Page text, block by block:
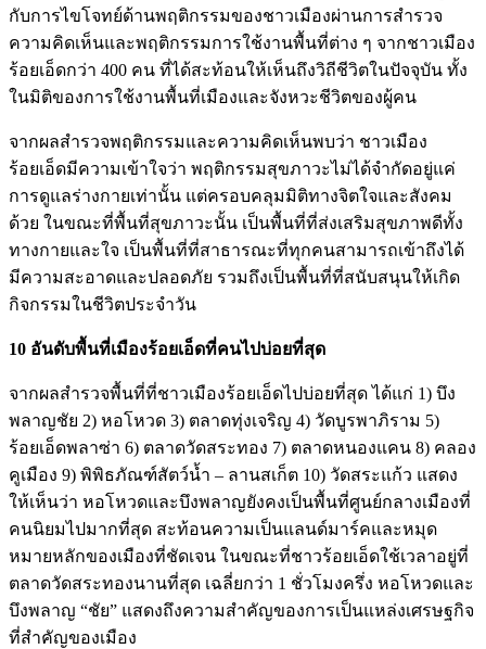
กับการไขโจทย์ด้านพฤติกรรมของชาวเมืองผ่านการสำรวจ
ความคิดเห็นและพฤติกรรมการใช้งานพื้นที่ต่าง ๆ จากชาวเมือง
ร้อยเอ็ดกว่า 400 คน ที่ได้สะท้อนให้เห็นถึงวิถีชีวิตในปัจจุบัน ทั้ง
ในมิติของการใช้งานพื้นที่เมืองและจังหวะชีวิตของผู้คน
จากผลสำรวจพฤติกรรมและความคิดเห็นพบว่า ชาวเมือง
ร้อยเอ็ดมีความเข้าใจว่า พฤติกรรมสุขภาวะไม่ได้จำกัดอยู่แค่
การดูแลร่างกายเท่านั้น แต่ครอบคลุมมิติทางจิตใจและสังคม
ด้วย ในขณะที่พื้นที่สุขภาวะนั้น เป็นพื้นที่ที่ส่งเสริมสุขภาพดีทั้ง
ทางกายและใจ เป็นพื้นที่ที่สาธารณะที่ทุกคนสามารถเข้าถึงได้
มีความสะอาดและปลอดภัย รวมถึงเป็นพื้นที่ที่สนับสนุนให้เกิด
กิจกรรมในชีวิตประจำวัน
10 อันดับพื้นที่เมืองร้อยเอ็ดที่คนไปบ่อยที่สุด
จากผลสำรวจพื้นที่ที่ชาวเมืองร้อยเอ็ดไปบ่อยที่สุด ได้แก่ 1) บึง
พลาญชัย 2) หอโหวด 3) ตลาดทุ่งเจริญ 4) วัดบูรพาภิราม 5)
ร้อยเอ็ดพลาซ่า 6) ตลาดวัดสระทอง 7) ตลาดหนองแคน 8) คลอง
คูเมือง 9) พิพิธภัณฑ์สัตว์น้ำ – ลานสเก็ต 10) วัดสระแก้ว แสดง
ให้เห็นว่า หอโหวดและบึงพลาญยังคงเป็นพื้นที่ศูนย์กลางเมืองที่
คนนิยมไปมากที่สุด สะท้อนความเป็นแลนด์มาร์คและหมุด
หมายหลักของเมืองที่ชัดเจน ในขณะที่ชาวร้อยเอ็ดใช้เวลาอยู่ที่
ตลาดวัดสระทองนานที่สุด เฉลี่ยกว่า 1 ชั่วโมงครึ่ง หอโหวดและ
บึงพลาญ “ชัย” แสดงถึงความสำคัญของการเป็นแหล่งเศรษฐกิจ
ที่สำคัญของเมือง